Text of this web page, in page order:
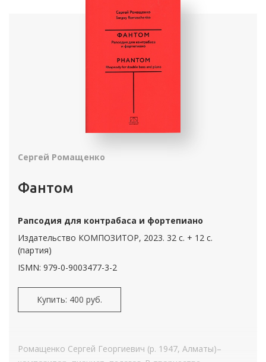
Сергей Ромащенко
Фантом
Рапсодия для контрабаса и фортепиано
Издательство КОМПОЗИТОР, 2023. 32 с. + 12 с.
(партия)
ISMN: 979-0-9003477-3-2
Купить: 400 руб.
Ромащенко Сергей Георгиевич (р. 1947, Алматы)–